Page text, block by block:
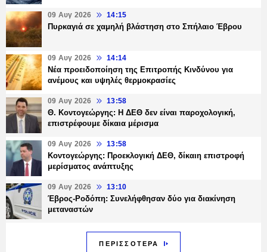
09 Αυγ 2026 14:15
Πυρκαγιά σε χαμηλή βλάστηση στο Σπήλαιο Έβρου
09 Αυγ 2026 14:14
Νέα προειδοποίηση της Επιτροπής Κινδύνου για
ανέμους και υψηλές θερμοκρασίες
09 Αυγ 2026 13:58
Θ. Κοντογεώργης: Η ΔΕΘ δεν είναι παροχολογική,
επιστρέφουμε δίκαια μέρισμα
09 Αυγ 2026 13:58
Κοντογεώργης: Προεκλογική ΔΕΘ, δίκαιη επιστροφή
μερίσματος ανάπτυξης
09 Αυγ 2026 13:10
Έβρος-Ροδόπη: Συνελήφθησαν δύο για διακίνηση
μεταναστών
ΠΕΡΙΣΣΟΤΕΡΑ